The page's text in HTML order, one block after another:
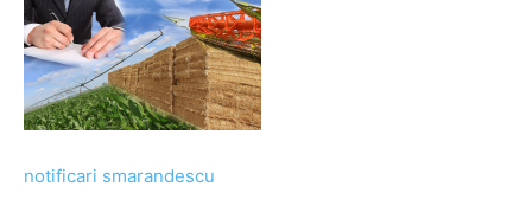
notificari smarandescu